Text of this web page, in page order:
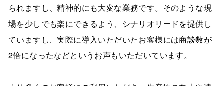
られますし、精神的にも大変な業務です。そのような現
場を少しでも楽にできるよう、シナリオリードを提供し
ていますし、実際に導入いただいたお客様には商談数が
2倍になったなどというお声もいただいています。